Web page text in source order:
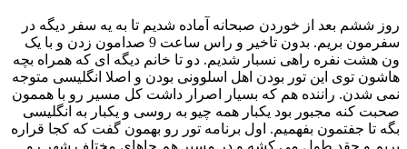
روز ششم بعد از خوردن صبحانه آماده شدیم تا به یه سفر دیگه در
سفرمون بریم. بدون تاخیر و راس ساعت 9 صدامون ‏زدن و با یک
ون هشت نفره راهی نسبار شدیم. دو تا خانم دیگه ای که همراه بچه
هاشون توی این تور بودن اهل اسلوونی ‏بودن و اصلا انگلیسی متوجه
نمی شدن. راننده هم که بسیار اصرار داشت کل مسیر رو با هممون
صحبت کنه مجبور بود ‏یکبار همه چیو به روسی و یکبار به انگلیسی
بگه تا جفتمون بفهمیم. اول برنامه تور رو بهمون گفت که کجا قراره
بریم و ‏چقد طول می کشه و در مسیر هم جاهای مختلف شهر رو